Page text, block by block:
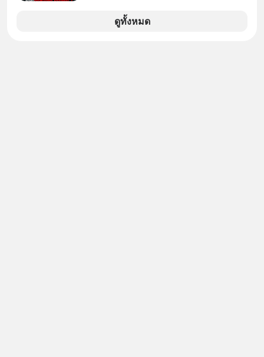
ขายของเหมือนกันทุกอย่าง
ดูทั้งหมด